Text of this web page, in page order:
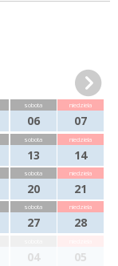
sobota
06
niedziela
07
sobota
13
niedziela
14
sobota
20
niedziela
21
sobota
27
niedziela
28
04 05